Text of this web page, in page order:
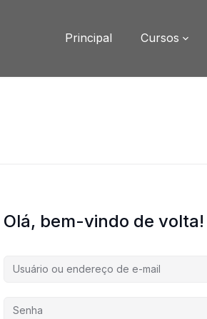
Principal Cursos
Olá, bem-vindo de volta!